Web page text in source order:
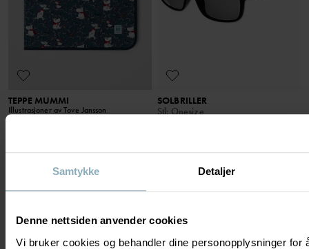
Samtykke Detaljer
Denne nettsiden anvender cookies
Vi bruker cookies og behandler dine personopplysninger for
TEPPE MUMMI
Illustrasjoner av Tove Jansson
SOLBRILLER
Stl:Onesize
PO.P ADVENTURE